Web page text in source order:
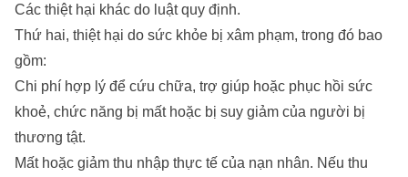
Các thiệt hại khác do luật quy định.
Thứ hai, thiệt hại do sức khỏe bị xâm phạm, trong đó bao
gồm:
Chi phí hợp lý để cứu chữa, trợ giúp hoặc phục hồi sức
khoẻ, chức năng bị mất hoặc bị suy giảm của người bị
thương tật.
Mất hoặc giảm thu nhập thực tế của nạn nhân. Nếu thu